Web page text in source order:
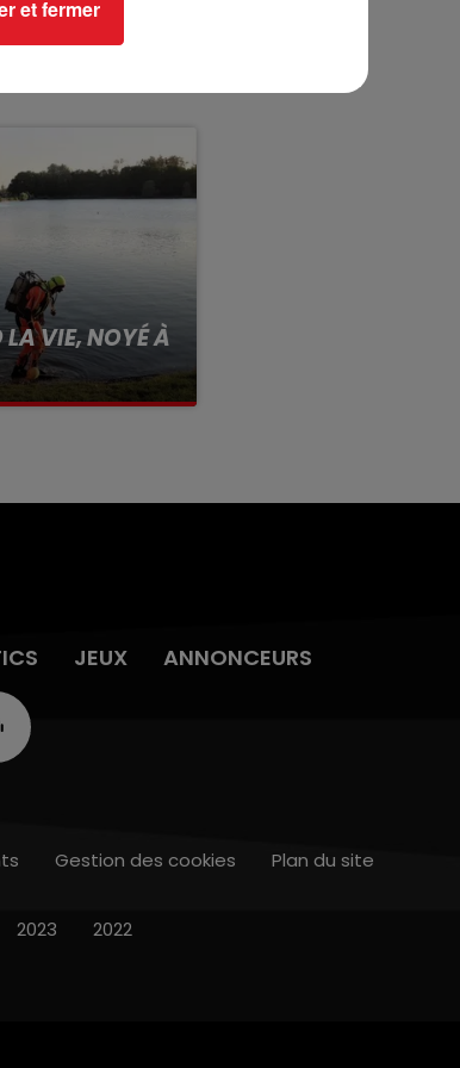
LA VIE, NOYÉ À
JEUX ANNONCEURS
Gestion des cookies Plan du site
2023 2022
et fermer